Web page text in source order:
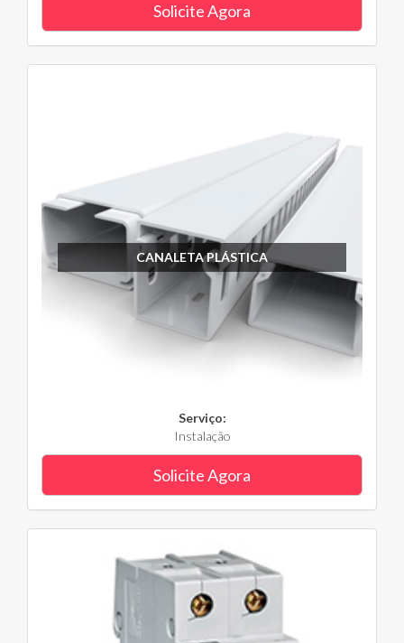
Solicite Agora
CANALETA PLÁSTICA
Serviço:
Instalação
Solicite Agora